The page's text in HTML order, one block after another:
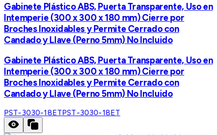
Gabinete Plástico ABS, Puerta Transparente, Uso en
Intemperie (300 x 300 x 180 mm) Cierre por
Broches Inoxidables y Permite Cerrado con
Candado y Llave (Perno 5mm) No Incluido
Gabinete Plástico ABS, Puerta Transparente, Uso en
Intemperie (300 x 300 x 180 mm) Cierre por
Broches Inoxidables y Permite Cerrado con
Candado y Llave (Perno 5mm) No Incluido
PST-3030-18ETPST-3030-18ET